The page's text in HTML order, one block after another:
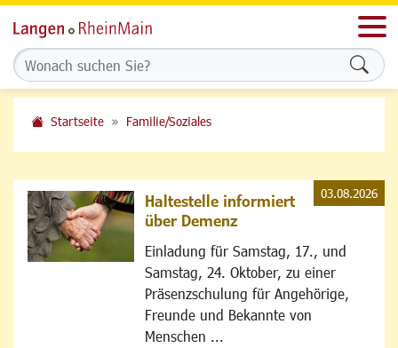
Startseite Familie/Soziales
Haltestelle informiert
über Demenz
Einladung für Samstag, 17., und
Samstag, 24. Oktober, zu einer
Präsenzschulung für Angehörige,
Freunde und Bekannte von
Menschen ...
03.08.2026